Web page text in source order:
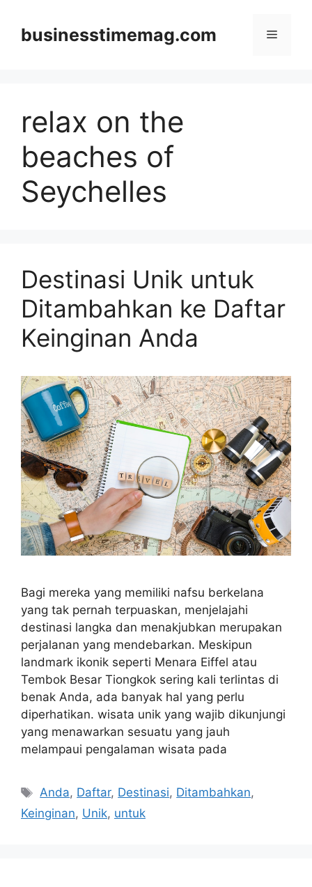
contentbusinesstimemag.com Menu
relax on the
beaches of
Seychelles
Destinasi Unik untuk
Ditambahkan ke Daftar
Keinginan Anda
Bagi mereka yang memiliki nafsu berkelana
yang tak pernah terpuaskan, menjelajahi
destinasi langka dan menakjubkan merupakan
perjalanan yang mendebarkan. Meskipun
landmark ikonik seperti Menara Eiffel atau
Tembok Besar Tiongkok sering kali terlintas di
benak Anda, ada banyak hal yang perlu
diperhatikan. wisata unik yang wajib dikunjungi
yang menawarkan sesuatu yang jauh
melampaui pengalaman wisata pada
Tags
Anda, Daftar, Destinasi, Ditambahkan,
Keinginan, Unik, untuk